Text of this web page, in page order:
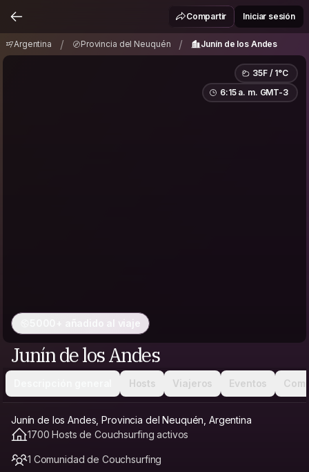
Provincia del Neuquén /
Compartir Iniciar sesión
Argentina / Provincia del Neuquén / Junín de los Andes
35F / 1°C
6:15 a. m. GMT-3
5000+ añadido al viaje
Junín de los Andes
Hosts Viajeros Eventos
Junín de los Andes, Provincia del Neuquén, Argentina
1700 Hosts de Couchsurfing activos
1 Comunidad de Couchsurfing